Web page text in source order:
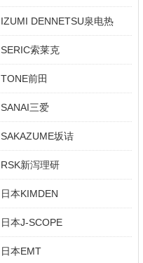
IZUMI DENNETSU泉电热
SERIC索莱克
TONE前田
SANAI三爱
SAKAZUME坂诘
RSK新泻理研
日本KIMDEN
日本J-SCOPE
日本EMT